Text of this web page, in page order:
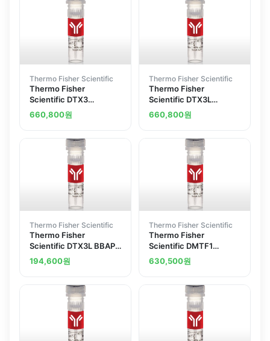
Thermo Fisher Scientific
Thermo Fisher
Scientific DTX3
Polyclonal Antibody
660,800원
Thermo Fisher Scientific
Thermo Fisher
Scientific DTX3L
Polyclonal Antibody
660,800원
Thermo Fisher Scientific
Thermo Fisher
Scientific DTX3L BBAP
Polyclonal Antibody
194,600원
Thermo Fisher Scientific
Thermo Fisher
Scientific DMTF1
Polyclonal Antibody
630,500원